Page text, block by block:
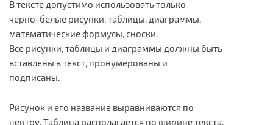
В тексте допустимо использовать только
чёрно-белые рисунки, таблицы, диаграммы,
математические формулы, сноски.
Все рисунки, таблицы и диаграммы должны быть
вставлены в текст, пронумерованы и
подписаны.
Рисунок и его название выравниваются по
центру. Таблица располагается по ширине текста.